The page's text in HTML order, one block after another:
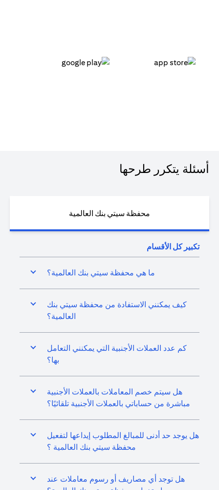
أسئلة يتكرر طرحها
محفظة سيتي بنك العالمية
تكبير كل الأقسام
ما هي محفظة سيتي بنك العالمية؟
كيف يمكنني الاستفادة من محفظة سيتي بنك
العالمية؟
كم عدد العملات الأجنبية التي يمكنني التعامل
بها؟
هل سيتم خصم المعاملات بالعملات الأجنبية
مباشرة من حساباتي بالعملات الأجنبية تلقائيًا؟
هل يوجد حد أدنى للمبالغ المطلوب إيداعها لتفعيل
محفظة سيتي بنك العالمية ؟
هل توجد أي مصاريف أو رسوم معاملات عند